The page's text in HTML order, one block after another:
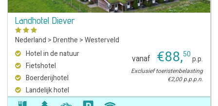
Landhotel Diever
Nederland >Drenthe >Westerveld
Hotel in de natuur
Fietshotel
Boerderijhotel
Landelijk hotel
vanaf €88,50p.p.
Exclusief toeristenbelasting
€2,00 p.p.p.n.